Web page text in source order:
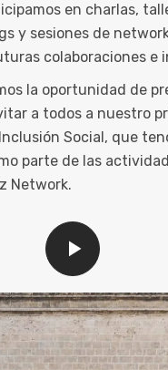
en charlas,
y sesiones de
colaboraciones e
la oportunidad de
a todos a nuestro
Social, que
parte de las
Network.